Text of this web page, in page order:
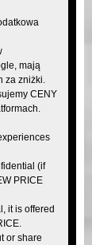
mają
zniżki.
CENY
(if
PRICE
it is offered
or share